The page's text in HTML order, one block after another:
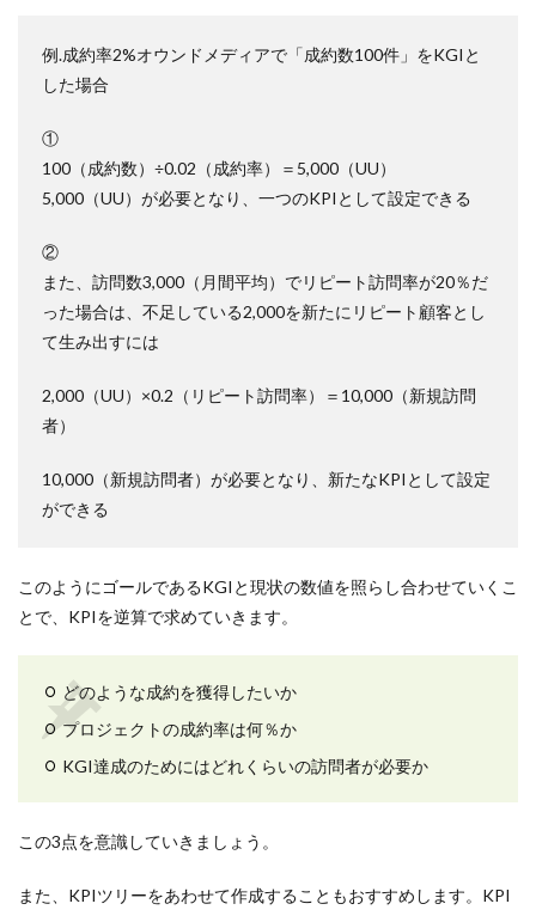
例.成約率2%オウンドメディアで「成約数100件」をKGIと
した場合
①
100（成約数）÷0.02（成約率）＝5,000（UU）
5,000（UU）が必要となり、一つのKPIとして設定できる
②
また、訪問数3,000（月間平均）でリピート訪問率が20％だ
った場合は、不足している2,000を新たにリピート顧客とし
て生み出すには
2,000（UU）×0.2（リピート訪問率）＝10,000（新規訪問
者）
10,000（新規訪問者）が必要となり、新たなKPIとして設定
ができる
このようにゴールであるKGIと現状の数値を照らし合わせていくこ
とで、KPIを逆算で求めていきます。
どのような成約を獲得したいか
プロジェクトの成約率は何％か
KGI達成のためにはどれくらいの訪問者が必要か
この3点を意識していきましょう。
また、KPIツリーをあわせて作成することもおすすめします。KPI